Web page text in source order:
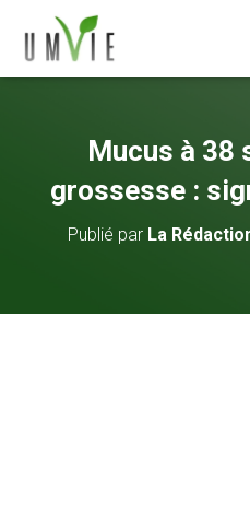
Mucus à 38
grossesse :
Publié par La